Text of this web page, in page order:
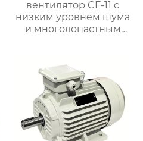
вентилятор CF-11 с
низким уровнем шума
и многолопастным
решение для
вентиляции и
вытяжки на кухне